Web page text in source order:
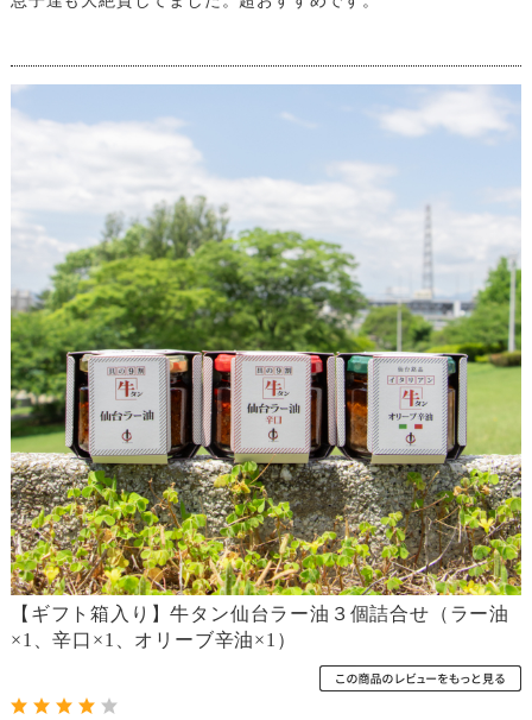
【ギフト箱入り】牛タン仙台ラー油３個詰合せ（ラー油
×1、辛口×1、オリーブ辛油×1）